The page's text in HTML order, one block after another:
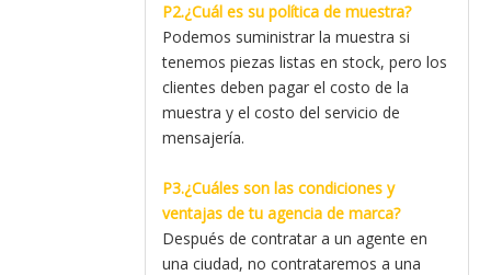
P2.¿Cuál es su política de muestra?
Podemos suministrar la muestra si
tenemos piezas listas en stock, pero los
clientes deben pagar el costo de la
muestra y el costo del servicio de
mensajería.
P3.¿Cuáles son las condiciones y
ventajas de tu agencia de marca?
Después de contratar a un agente en
una ciudad, no contrataremos a una